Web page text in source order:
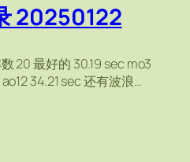
20250122
20 最好的 30.19 sec mo3
34.21 sec 还有波浪…